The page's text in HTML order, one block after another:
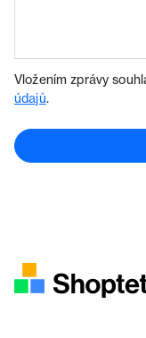
Vložením zprávy
údajů.